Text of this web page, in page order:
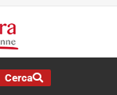
Cerca